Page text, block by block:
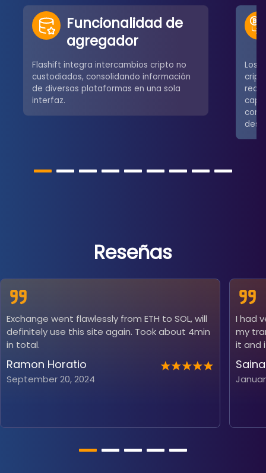
Funcionalidad de
agregador
Flashift integra intercambios cripto no
custodiados, consolidando información
de diversas plataformas en una sola
interfaz.
Los
Reseñas
Exchange went flawlessly from ETH to SOL, will
definitely use this site again. Took about 4min
in total.
Ramon Horatio
September 20, 2024
I had
my
it and
Saina